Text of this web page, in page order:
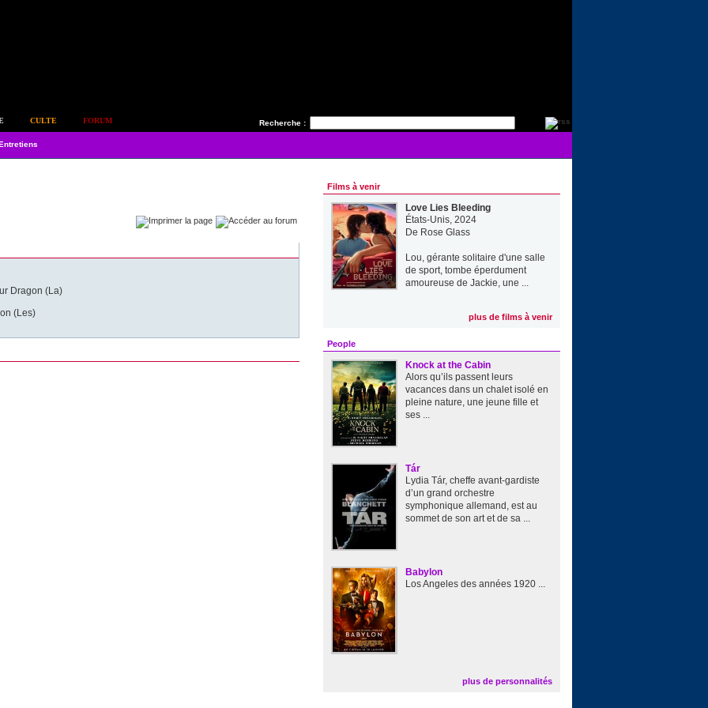
Recherche :
CULTE FORUM
Dragon (La)
(Les)
Films à venir
Love Lies Bleeding
États-Unis, 2024
De Rose Glass
Lou, gérante solitaire d'une salle
de sport, tombe éperdument
amoureuse de Jackie, une ...
plus de films à venir
People
Knock at the Cabin
Alors qu’ils passent leurs
vacances dans un chalet isolé en
pleine nature, une jeune fille et
ses ...
Tár
Lydia Tár, cheffe avant-gardiste
d’un grand orchestre
symphonique allemand, est au
sommet de son art et de sa ...
Babylon
Los Angeles des années 1920 ...
plus de personnalités